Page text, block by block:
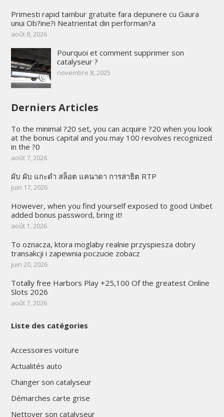
Primesti rapid tambur gratuite fara depunere cu Gaura
unui Ob?ine?i Neatrientat din performan?a
août 8, 2026
Pourquoi et comment supprimer son
catalyseur ?
novembre 8, 2025
Derniers Articles
To the minimal ?20 set, you can acquire ?20 when you look
at the bonus capital and you may 100 revolves recognized
in the ?0
août 7, 2026
ผับ ผับ แกะดำ สล็อต แคนาดา การสาธิต RTP
juin 17, 2026
However, when you find yourself exposed to good Unibet
added bonus password, bring it!
août 1, 2026
To oznacza, ktora moglaby realnie przyspiesza dobry
transakcji i zapewnia poczucie zobacz
juin 20, 2026
Totally free Harbors Play +25,100 Of the greatest Online
Slots 2026
août 7, 2026
Liste des catégories
Accessoires voiture
Actualités auto
Changer son catalyseur
Démarches carte grise
Nettoyer son catalyseur